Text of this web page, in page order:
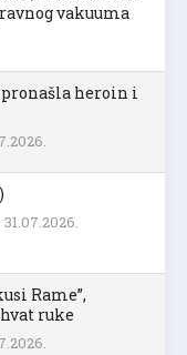
vakuuma
heroin i
31.07.2026.
Rame”,
ruke